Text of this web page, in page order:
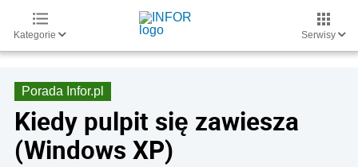
Kategorie Serwisy
Porada Infor.pl
Kiedy pulpit się zawiesza
(Windows XP)